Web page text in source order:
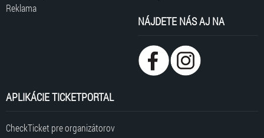
Reklama
NÁJDETE NÁS AJ NA
APLIKÁCIE TICKETPORTAL
CheckTicket pre organizátorov